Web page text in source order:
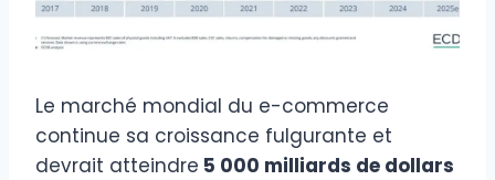
Le marché mondial du e-commerce
continue sa croissance fulgurante et
devrait atteindre 5 000 milliards de dollars